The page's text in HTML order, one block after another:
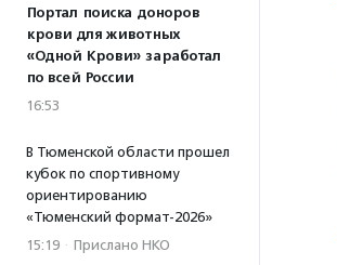
Портал поиска доноров
крови для животных
«Одной Крови» заработал
по всей России
16:53
В Тюменской области прошел
кубок по спортивному
ориентированию
«Тюменский формат-2026»
15:19 · Прислано НКО